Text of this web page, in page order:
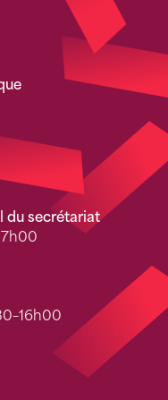
du secrétariat